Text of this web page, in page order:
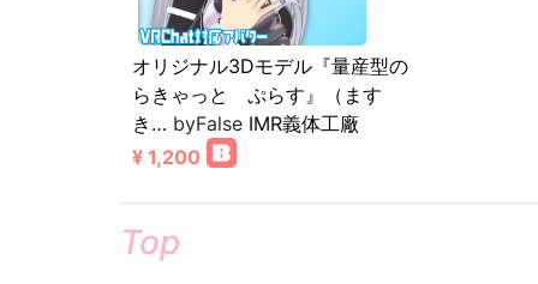
オリジナル3Dモデル『量産型の
らきゃっと ぷらす』（ます
き… byFalse IMR義体工廠
¥ 1,200
Top